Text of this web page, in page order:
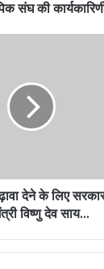
संघ की
देने के लिए
विष्णु देव साय…